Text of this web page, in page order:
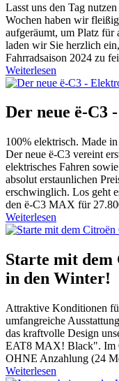
Lasst uns den Tag
Wochen haben wir
aufgeräumt, um Platz für
laden wir Sie herzlich
Fahrradsaison 2024 zu
Weiterlesen
Der neue ë-
100% elektrisch. Made
Der neue ë-C3 vereint
elektrisches Fahren
absolut erstaunlichen
erschwinglich. Los geht
den ë-C3 MAX für
Weiterlesen
Starte mit dem
in den Winter!
Attraktive Konditionen
umfangreiche
das kraftvolle Design
EAT8 MAX! Black". Im
OHNE Anzahlung (24
Weiterlesen